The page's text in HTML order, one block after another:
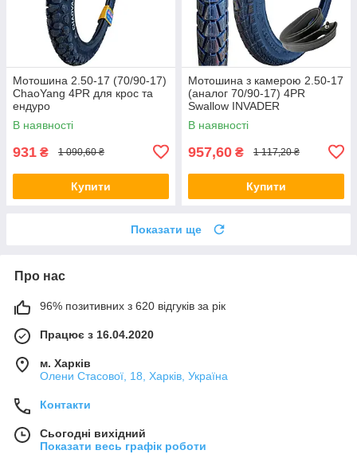
Мотошина 2.50-17 (70/90-17)
ChaoYang 4PR для крос та
ендуро
В наявності
931 ₴ 1 090,60 ₴
Купити
Мотошина з камерою 2.50-17
(аналог 70/90-17) 4PR
Swallow INVADER
В наявності
957,60 ₴ 1 117,20 ₴
Купити
Показати ще
Про нас
96% позитивних з 620 відгуків за рік
Працює з 16.04.2020
м. Харків
Олени Стасової, 18, Харків, Україна
Контакти
Сьогодні вихідний
Показати весь графік роботи